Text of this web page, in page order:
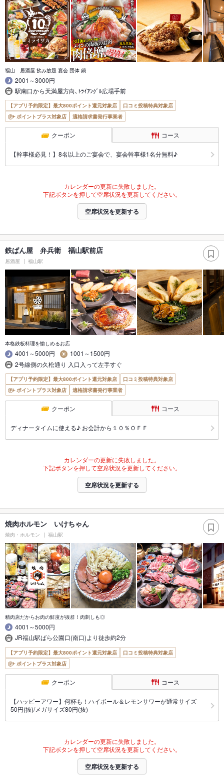
福山 居酒屋 飲み放題 宴会 団体 鍋
2001～3000円
駅南口から天満屋方向､ﾄﾗｲｱﾝｸﾞﾙ広場手前
【アプリ予約限定】最大800ポイント還元対象店
口コミ投稿特典対象店
ポイントプラス対象店
適格請求書発行事業者
クーポン コース
【幹事様必見！】8名以上のご宴会で、宴会幹事様1名分無料♪
カレンダーの更新に失敗しました。
下記ボタンを押して空席状況を更新してください。
空席状況を更新する
鉄ぱん屋 弁兵衛 福山駅前店
居酒屋 福山駅
本格鉄板料理を愉しめるお店
4001～5000円
1001～1500円
2号線側の久松通り 入口入って左手すぐ
【アプリ予約限定】最大800ポイント還元対象店
口コミ投稿特典対象店
ポイントプラス対象店
適格請求書発行事業者
クーポン コース
ディナータイムに使える♪ お会計から１０％ＯＦＦ
カレンダーの更新に失敗しました。
下記ボタンを押して空席状況を更新してください。
空席状況を更新する
焼肉ホルモン いけちゃん
焼肉・ホルモン 福山駅
精肉店だからお肉の鮮度が抜群！肉刺しも◎
4001～5000円
JR福山駅ばら公園口(南口)より徒歩約2分
【アプリ予約限定】最大800ポイント還元対象店
口コミ投稿特典対象店
ポイントプラス対象店
クーポン コース
【ハッピーアワー】何杯も！ハイボール＆レモンサワーが通常サイズ
50円(抜)/メガサイズ80円(抜)
カレンダーの更新に失敗しました。
下記ボタンを押して空席状況を更新してください。
空席状況を更新する